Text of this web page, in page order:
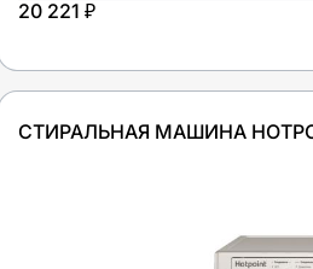
20 221 ₽
СТИРАЛЬНАЯ МАШИНА